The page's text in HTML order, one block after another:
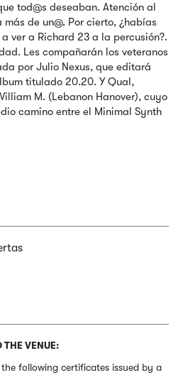
tod@s deseaban. Atención al
de un@. Por cierto, ¿habías
ver a Richard 23 a la percusión?.
Les compañarán los veteranos
por Julio Nexus, que editará
titulado 20.20. Y Qual,
M. (Lebanon Hanover), cuyo
camino entre el Minimal Synth
THE VENUE:
following certificates issued by a